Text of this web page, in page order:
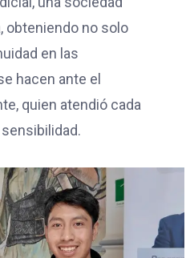
obteniendo no solo
en las
hacen ante el
quien atendió cada